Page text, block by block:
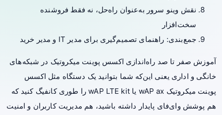
نقش وینو سرور به‌عنوان راه‌حل، نه فقط فروشنده
سخت‌افزار
جمع‌بندی: راهنمای تصمیم‌گیری برای مدیر IT و مدیر خرید
آموزش صفر تا صد راه‌اندازی اکسس پوینت میکروتیک در شبکه‌های
خانگی و اداری یعنی این‌که شما بتوانید یک دستگاه مثل اکسس
پوینت میکروتیک wAP ax یا wAP LTE kit را طوری کانفیگ کنید که
هم پوشش وای‌فای پایدار داشته باشید، هم مدیریت کاربران و امنیت